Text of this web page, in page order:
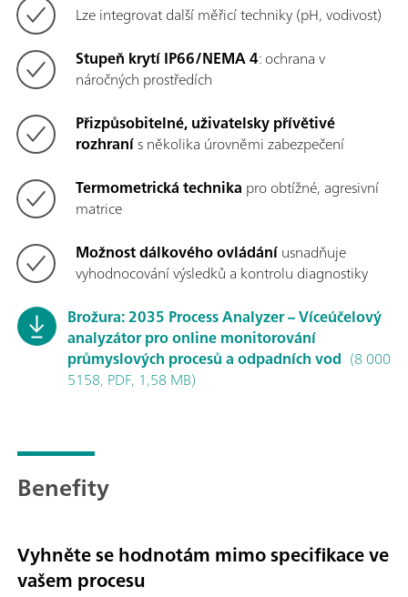
Lze integrovat další měřicí techniky (pH, vodivost)
Stupeň krytí IP66/NEMA 4: ochrana v
náročných prostředích
Přizpůsobitelné, uživatelsky přívětivé
rozhranís několika úrovněmi zabezpečení
Termometrická technika pro obtížné, agresivní
matrice
Možnost dálkového ovládáníusnadňuje
vyhodnocování výsledků a kontrolu diagnostiky
Brožura: 2035 Process Analyzer – Víceúčelový
analyzátor pro online monitorování
průmyslových procesů a odpadních vod (8 000
5158, PDF, 1,58 MB)
Benefity
Vyhněte se hodnotám mimo specifikace ve
vašem procesu